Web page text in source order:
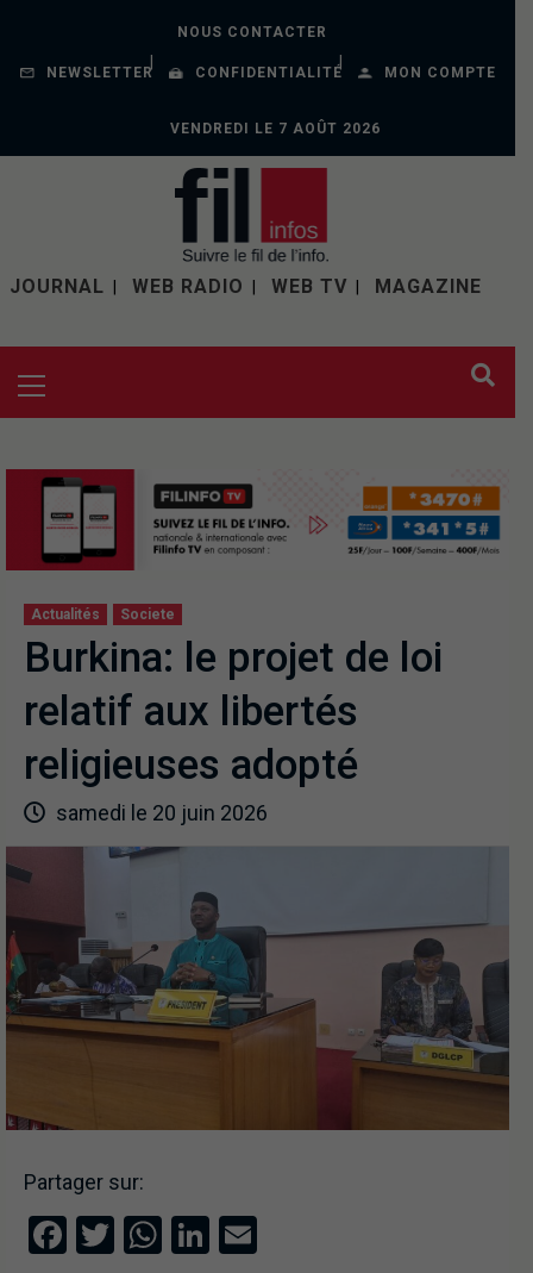
NOUS CONTACTER
NEWSLETTER CONFIDENTIALITÉ MON COMPTE
VENDREDI LE 7 AOÛT 2026
JOURNAL WEB RADIO WEB TV MAGAZINE
Actualités Societe
Burkina: le projet de loi
relatif aux libertés
religieuses adopté
samedi le 20 juin 2026
Partager sur:
Facebook
Twitter
WhatsApp
LinkedIn